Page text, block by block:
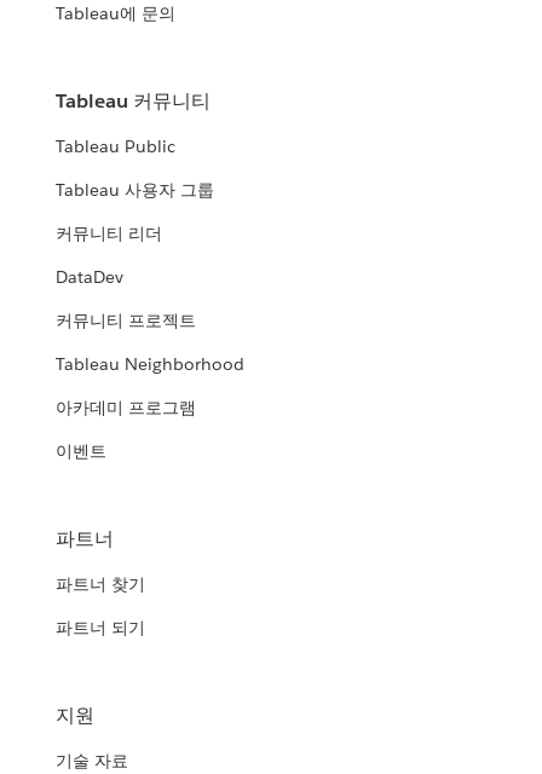
Tableau에 문의
Tableau 커뮤니티
Tableau Public
Tableau 사용자 그룹
커뮤니티 리더
DataDev
커뮤니티 프로젝트
Tableau Neighborhood
아카데미 프로그램
이벤트
파트너
파트너 찾기
파트너 되기
지원
기술 자료